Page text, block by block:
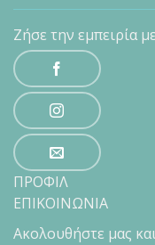
Ζήσε την εμπειρία
ΠΡΟΦΙΛ
ΕΠΙΚΟΙΝΩΝΙΑ
Ακολουθήστε μας